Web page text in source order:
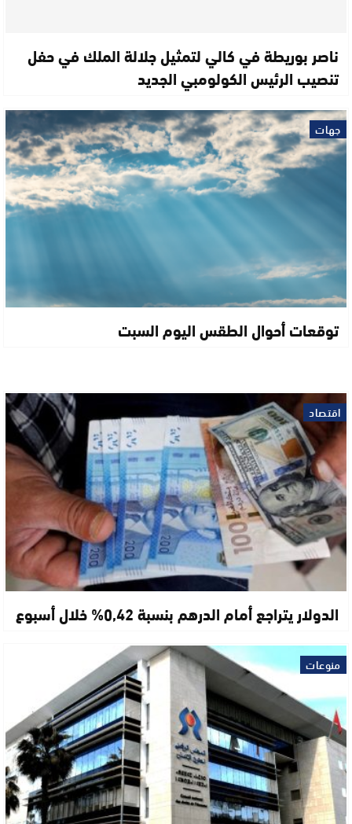
ناصر بوريطة في كالي لتمثيل جلالة الملك في حفل
تنصيب الرئيس الكولومبي الجديد
جهات
توقعات أحوال الطقس اليوم السبت
اقتصاد
الدولار يتراجع أمام الدرهم بنسبة 0,42% خلال أسبوع
منوعات